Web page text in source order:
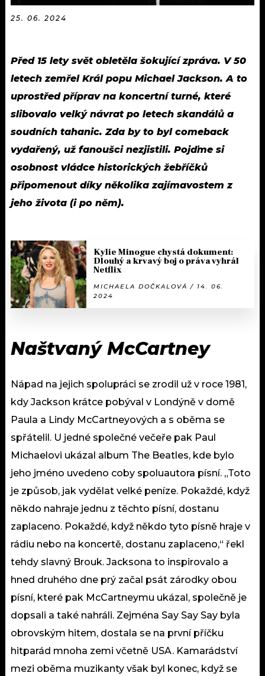
25. 06. 2024
Před 15 lety svět obletěla šokující zpráva. V 50
letech zemřel Král popu Michael Jackson. A to
uprostřed příprav na koncertní turné, které
slibovalo velký návrat po letech skandálů a
soudních tahanic. Zda by to byl comeback
vydařený, už fanoušci nezjistili. Pojďme si
osobnost vládce historických žebříčků
připomenout díky několika zajímavostem z
jeho života (i po něm).
Kylie Minogue chystá dokument:
Dlouhý a krvavý boj o práva vyhrál
Netflix
MICHAELA DOČKALOVÁ / 14. 06.
2024
Naštvaný McCartney
Nápad na jejich spolupráci se zrodil už v roce 1981,
kdy Jackson krátce pobýval v Londýně v domě
Paula a Lindy McCartneyových a s oběma se
spřátelil. U jedné společné večeře pak Paul
Michaelovi ukázal album The Beatles, kde bylo
jeho jméno uvedeno coby spoluautora písní. „Toto
je způsob, jak vydělat velké peníze. Pokaždé, když
někdo nahraje jednu z těchto písní, dostanu
zaplaceno. Pokaždé, když někdo tyto písně hraje v
rádiu nebo na koncertě, dostanu zaplaceno,“ řekl
tehdy slavný Brouk. Jacksona to inspirovalo a
hned druhého dne prý začal psát zárodky obou
písní, které pak McCartneymu ukázal, společně je
dopsali a také nahráli. Zejména Say Say Say byla
obrovským hitem, dostala se na první příčku
hitparád mnoha zemi včetně USA. Kamarádství
mezi oběma muzikanty však byl konec, když se